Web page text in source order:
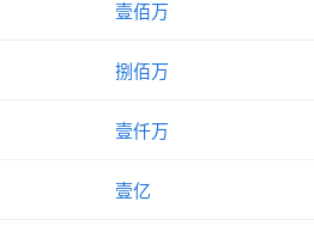
壹佰万
捌佰万
壹仟万
壹亿